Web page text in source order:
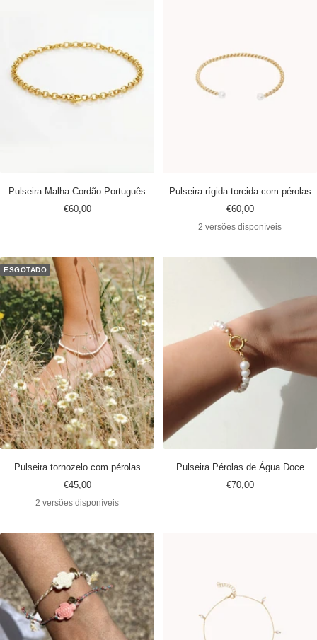
Pulseira Malha Cordão Português
Preço
€60,00
Pulseira rígida torcida com pérolas
Preço
promocional
€60,00
2 versões disponíveis
ESGOTADO
Pulseira tornozelo com pérolas
Preço
promocional
€45,00
2 versões disponíveis
Pulseira Pérolas de Água Doce
Preço
€70,00